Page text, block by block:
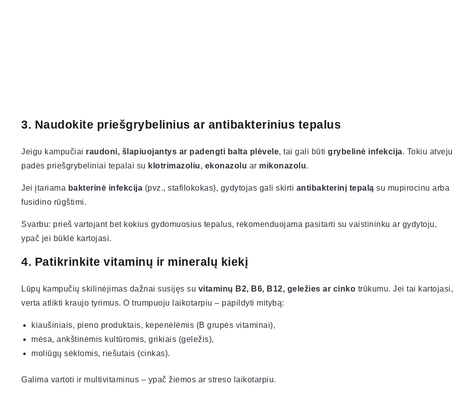
3. Naudokite priešgrybelinius ar antibakterinius tepalus
Jeigu kampučiai raudoni, šlapiuojantys ar padengti balta plėvele, tai gali būti grybelinė infekcija. Tokiu atveju
padės priešgrybeliniai tepalai su klotrimazoliu, ekonazolu ar mikonazolu.
Jei įtariama bakterinė infekcija (pvz., stafilokokas), gydytojas gali skirti antibakterinį tepalą su mupirocinu arba
fusidino rūgštimi.
Svarbu: prieš vartojant bet kokius gydomuosius tepalus, rekomenduojama pasitarti su vaistininku ar gydytoju,
ypač jei būklė kartojasi.
4. Patikrinkite vitaminų ir mineralų kiekį
Lūpų kampučių skilinėjimas dažnai susijęs su vitaminų B2, B6, B12, geležies ar cinko trūkumu. Jei tai kartojasi,
verta atlikti kraujo tyrimus. O trumpuoju laikotarpiu – papildyti mitybą:
kiaušiniais, pieno produktais, kepenėlėmis (B grupės vitaminai),
mėsa, ankštinėmis kultūromis, grikiais (geležis),
moliūgų sėklomis, riešutais (cinkas).
Galima vartoti ir multivitaminus – ypač žiemos ar streso laikotarpiu.